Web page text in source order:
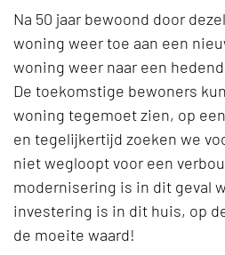
Na 50 jaar bewoond door
woning weer toe aan een
woning weer naar een
De toekomstige bewoners
woning tegemoet zien, op
en tegelijkertijd zoeken we
niet wegloopt voor een
modernisering is in dit geval
investering is in dit huis, op
de moeite waard!